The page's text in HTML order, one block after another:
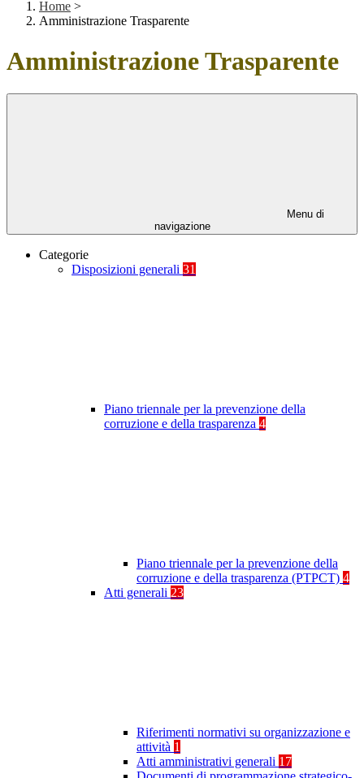
Home >
Amministrazione Trasparente
Amministrazione Trasparente
Menu di
navigazione
Categorie
Disposizioni generali 31
Piano triennale per la prevenzione della
corruzione e della trasparenza 4
Piano triennale per la prevenzione della
corruzione e della trasparenza (PTPCT) 4
Atti generali 23
Riferimenti normativi su organizzazione e
attività 1
Atti amministrativi generali 17